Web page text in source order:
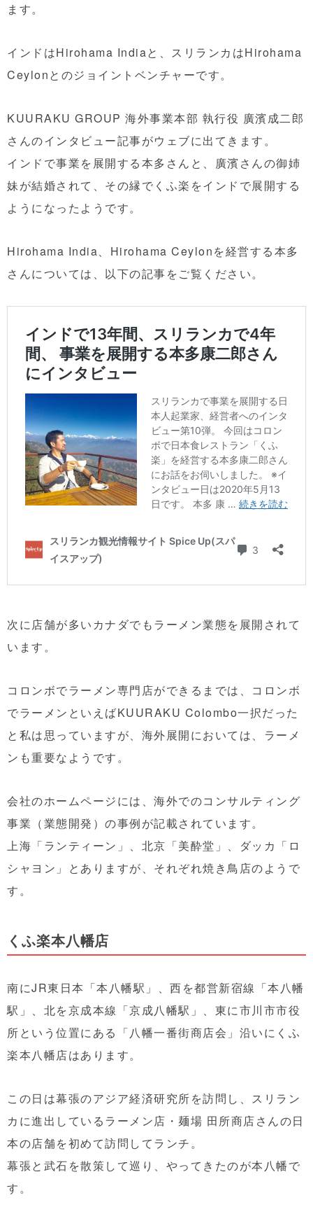
ます。
インドはHirohama Indiaと、スリランカはHirohama
Ceylonとのジョイントベンチャーです。
KUURAKU GROUP 海外事業本部 執行役 廣濱成二郎
さんのインタビュー記事がウェブに出てきます。
インドで事業を展開する本多さんと、廣濱さんの御姉
妹が結婚されて、その縁でくふ楽をインドで展開する
ようになったようです。
Hirohama India、Hirohama Ceylonを経営する本多
さんについては、以下の記事をご覧ください。
次に店舗が多いカナダでもラーメン業態を展開されて
います。
コロンボでラーメン専門店ができるまでは、コロンボ
でラーメンといえばKUURAKU Colombo一択だった
と私は思っていますが、海外展開においては、ラーメ
ンも重要なようです。
会社のホームページには、海外でのコンサルティング
事業（業態開発）の事例が記載されています。
上海「ランティーン」、北京「美酔堂」、ダッカ「ロ
シャヨン」とありますが、それぞれ焼き鳥店のようで
す。
くふ楽本八幡店
南にJR東日本「本八幡駅」、西を都営新宿線「本八幡
駅」、北を京成本線「京成八幡駅」、東に市川市市役
所という位置にある「八幡一番街商店会」沿いにくふ
楽本八幡店はあります。
この日は幕張のアジア経済研究所を訪問し、スリラン
カに進出しているラーメン店・麺場 田所商店さんの日
本の店舗を初めて訪問してランチ。
幕張と武石を散策して巡り、やってきたのが本八幡で
す。